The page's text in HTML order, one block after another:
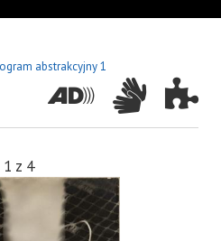
abstrakcyjny 1
1 z 4